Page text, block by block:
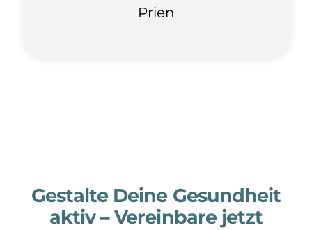
Prien
Gestalte Deine Gesundheit
aktiv – Vereinbare jetzt